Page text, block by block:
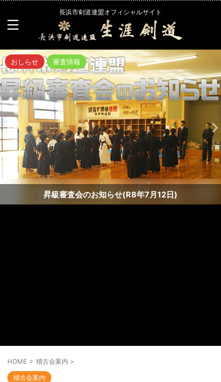
長浜市剣道連盟オフィシャルサイト
おしらせ 審査情報
昇級審査会のお知らせ(R8年7月12日)
HOME > 稽古会案内 >
稽古会案内